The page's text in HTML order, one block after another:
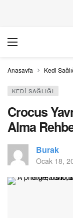
Anasayfa Kedi
KEDI SAĞLIĞI
Crocus
Alma
Burak
Ocak 18,